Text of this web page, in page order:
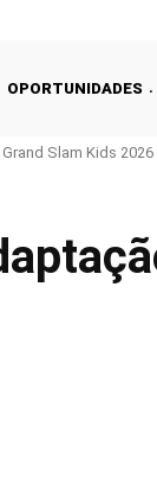
OPORTUNIDADES
Slam Kids